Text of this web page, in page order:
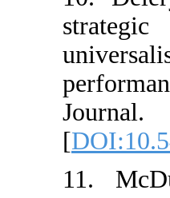
[